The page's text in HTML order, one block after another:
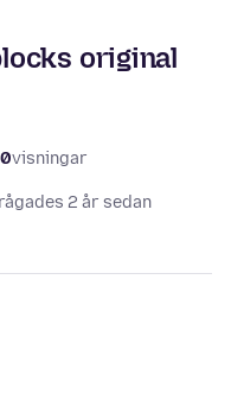
original
visningar
2 år sedan